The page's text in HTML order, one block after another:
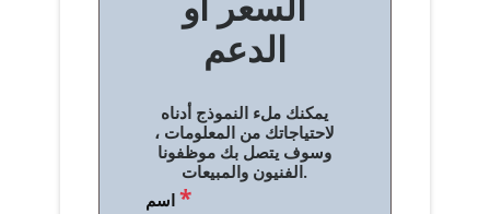
الدعم
يمكنك ملء النموذج أدناه
لاحتياجاتك من المعلومات ،
وسوف يتصل بك موظفونا
الفنيون والمبيعات.
اسم*